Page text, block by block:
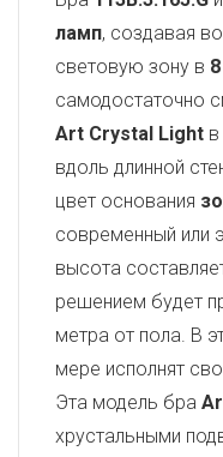
ламп, создавая
световую зону в
самодостаточно
Art Crystal Light
вдоль длинной
цвет основания
современный или
высота
решением будет
метра от пола. В
мере исполнят
Эта модель бра
хрустальными